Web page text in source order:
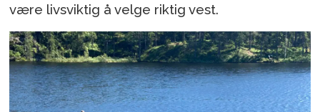
være livsviktig å velge riktig vest.